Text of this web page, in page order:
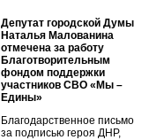
Депутат городской Думы
Наталья Малованина
отмечена за работу
Благотворительным
фондом поддержки
участников СВО «Мы –
Едины»
Благодарственное письмо
за подписью героя ДНР,